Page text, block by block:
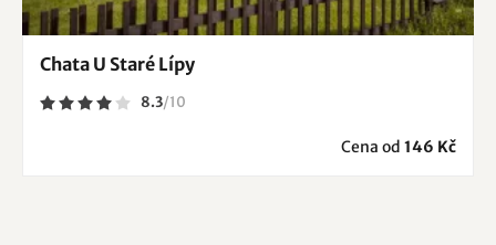
Chata U Staré Lípy
8.3/10
Cena od 146 Kč